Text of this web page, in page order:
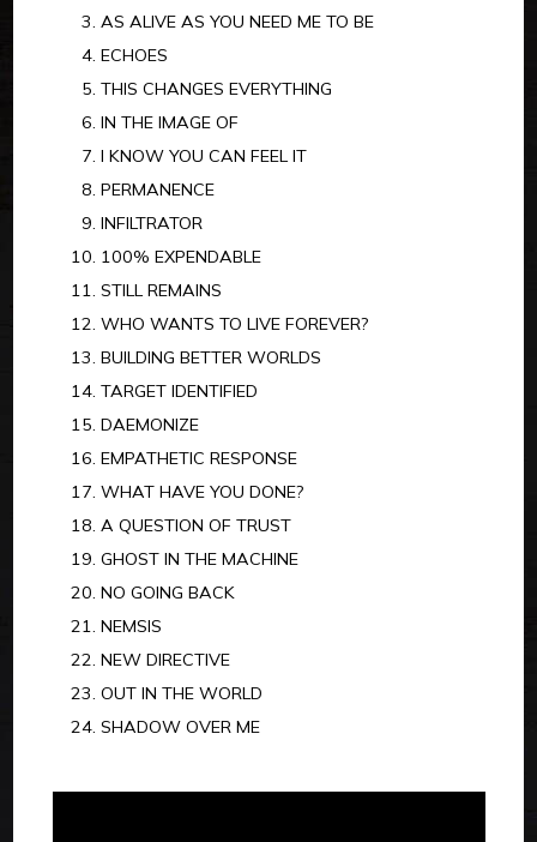
AS ALIVE AS YOU NEED ME TO BE
ECHOES
THIS CHANGES EVERYTHING
IN THE IMAGE OF
I KNOW YOU CAN FEEL IT
PERMANENCE
INFILTRATOR
100% EXPENDABLE
STILL REMAINS
WHO WANTS TO LIVE FOREVER?
BUILDING BETTER WORLDS
TARGET IDENTIFIED
DAEMONIZE
EMPATHETIC RESPONSE
WHAT HAVE YOU DONE?
A QUESTION OF TRUST
GHOST IN THE MACHINE
NO GOING BACK
NEMSIS
NEW DIRECTIVE
OUT IN THE WORLD
SHADOW OVER ME